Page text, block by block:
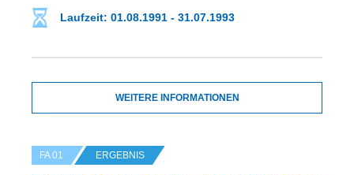
Laufzeit: 01.08.1991 - 31.07.1993
WEITERE INFORMATIONEN
FA 01 ERGEBNIS